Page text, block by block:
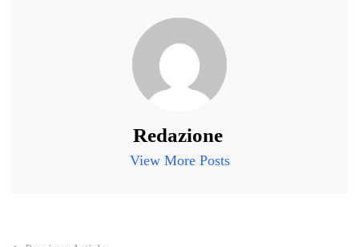
Redazione
View More Posts